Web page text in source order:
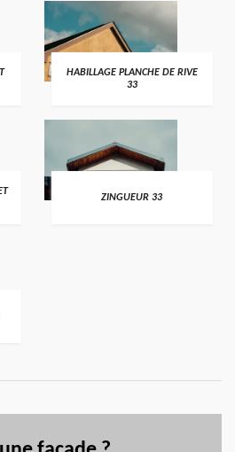
HABILLAGE PLANCHE DE RIVE
33
ZINGUEUR 33